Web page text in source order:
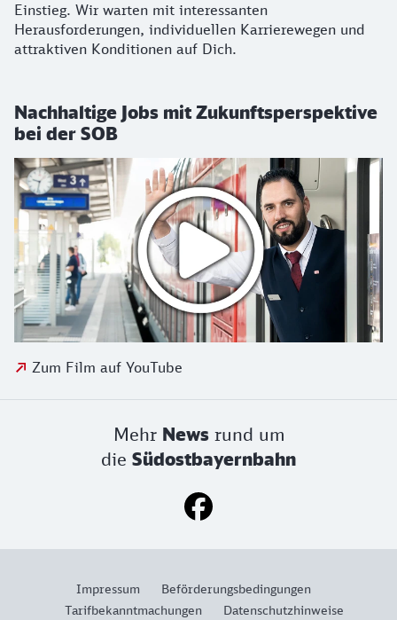
Einstieg. Wir warten mit interessanten
Herausforderungen, individuellen Karrierewegen und
attraktiven Konditionen auf Dich.
Nachhaltige Jobs mit Zukunftsperspektive
bei der SOB
Zum Film auf YouTube
Mehr Newsrund um
die Südostbayernbahn
Impressum
Beförderungsbedingungen
Tarifbekanntmachungen
Datenschutzhinweise